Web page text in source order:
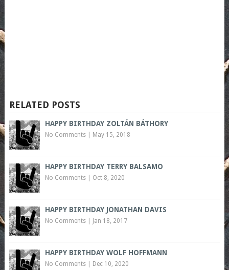
RELATED POSTS
HAPPY BIRTHDAY ZOLTÁN BÁTHORY
No Comments| May 15, 2018
HAPPY BIRTHDAY TERRY BALSAMO
No Comments| Oct 8, 2020
HAPPY BIRTHDAY JONATHAN DAVIS
No Comments| Jan 18, 2017
HAPPY BIRTHDAY WOLF HOFFMANN
No Comments| Dec 10, 2020